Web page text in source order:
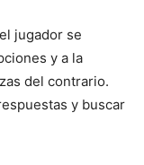
jugador se
y a la
del contrario.
y buscar